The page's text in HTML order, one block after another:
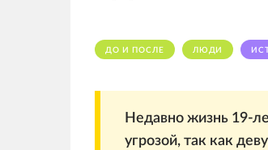
ДО И ПОСЛЕ ЛЮДИ
Недавно жизнь 19-
угрозой, так как